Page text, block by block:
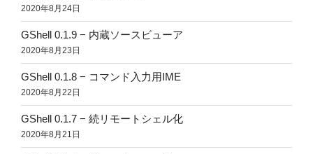
2020年8月24日
GShell 0.1.9 − 内蔵ソースビューア
2020年8月23日
GShell 0.1.8 − コマンド入力用IME
2020年8月22日
GShell 0.1.7 − 続リモートシェル化
2020年8月21日